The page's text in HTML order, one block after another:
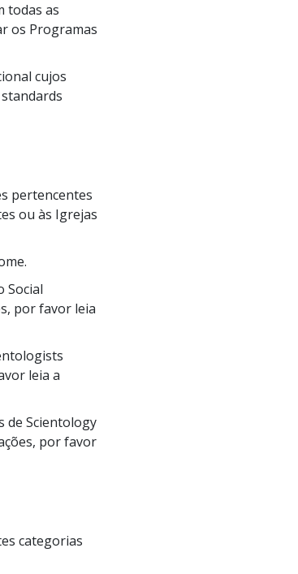
todas as
os Programas
cujos
pertencentes
ou às Igrejas
Social
por favor leia
leia a
de Scientology
por favor
categorias